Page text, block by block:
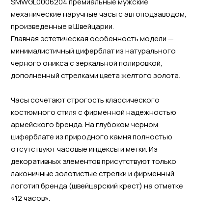
механические наручные часы с автоподзаводом,
произведенные в Швейцарии.
Главная эстетическая особенность модели —
минималистичный циферблат из натурального
черного оникса с зеркальной полировкой,
дополненный стрелками цвета желтого золота.
Часы сочетают строгость классического
костюмного стиля с фирменной надежностью
армейского бренда. На глубоком черном
циферблате из природного камня полностью
отсутствуют часовые индексы и метки. Из
декоративных элементов присутствуют только
лаконичные золотистые стрелки и фирменный
логотип бренда (швейцарский крест) на отметке
«12 часов».